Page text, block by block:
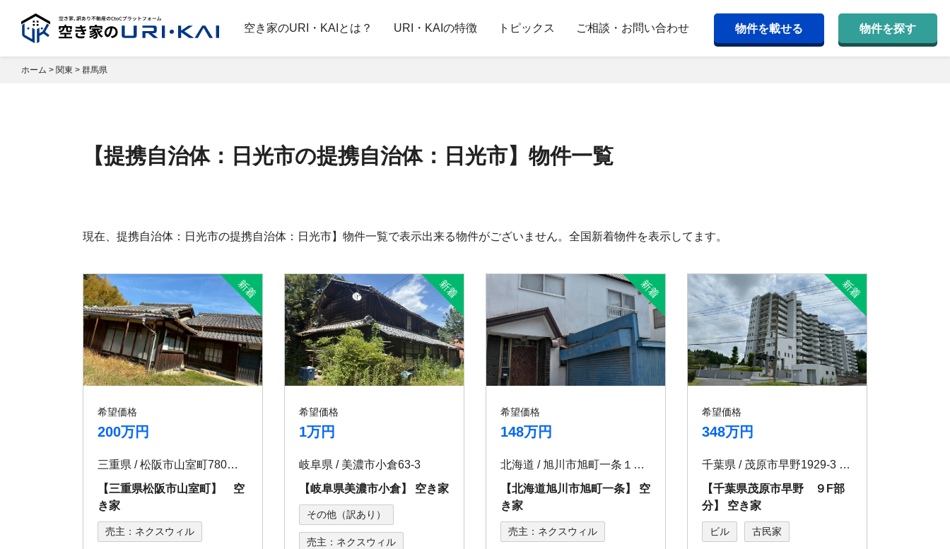
空き家のURI・KAIとは？ URI・KAIの特徴 トピックス ご相談・お問い合わせ 物件を載せる 物件を探す
ホーム > 関東 > 群馬県
【提携自治体：日光市の提携自治体：日光市】物件一覧
現在、提携自治体：日光市の提携自治体：日光市】物件一覧で表示出来る物件がございません。全国新着物件を表示してます。
希望価格
200万円
三重県 / 松阪市山室町780番地
【三重県松阪市山室町】 空
き家
売主：ネクスウィル
希望価格
1万円
岐阜県 / 美濃市小倉63-3
【岐⾩県美濃市⼩倉】 空き家
その他（訳あり）
売主：ネクスウィル
希望価格
148万円
北海道 / 旭川市旭町⼀条１８丁⽬2156-31
【北海道旭川市旭町⼀条】 空
き家
売主：ネクスウィル
希望価格
348万円
千葉県 / 茂原市早野1929-3 コスモ茂原 907
【千葉県茂原市早野 ９F部
分】 空き家
ビル 古民家